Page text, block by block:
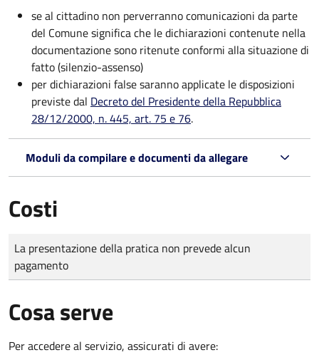
se al cittadino non perverranno comunicazioni da parte
del Comune significa che le dichiarazioni contenute nella
documentazione sono ritenute conformi alla situazione di
fatto (silenzio-assenso)
per dichiarazioni false saranno applicate le disposizioni
previste dal Decreto del Presidente della Repubblica
28/12/2000, n. 445, art. 75 e 76.
Moduli da compilare e documenti da allegare
Costi
Tipo di pagamento
Importo
La presentazione della pratica non prevede alcun
pagamento
Cosa serve
Per accedere al servizio, assicurati di avere: